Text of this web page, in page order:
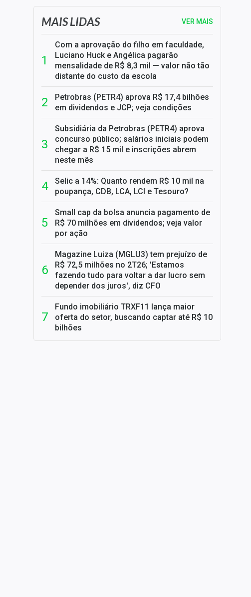
MAIS LIDAS VER MAIS
Com a aprovação do filho em faculdade,
Luciano Huck e Angélica pagarão
mensalidade de R$ 8,3 mil — valor não tão
distante do custo da escola
Petrobras (PETR4) aprova R$ 17,4 bilhões
em dividendos e JCP; veja condições
Subsidiária da Petrobras (PETR4) aprova
concurso público; salários iniciais podem
chegar a R$ 15 mil e inscrições abrem
neste mês
Selic a 14%: Quanto rendem R$ 10 mil na
poupança, CDB, LCA, LCI e Tesouro?
Small cap da bolsa anuncia pagamento de
R$ 70 milhões em dividendos; veja valor
por ação
Magazine Luiza (MGLU3) tem prejuízo de
R$ 72,5 milhões no 2T26; 'Estamos
fazendo tudo para voltar a dar lucro sem
depender dos juros', diz CFO
Fundo imobiliário TRXF11 lança maior
oferta do setor, buscando captar até R$ 10
bilhões